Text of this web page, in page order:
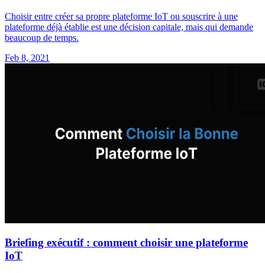
Choisir entre créer sa propre plateforme IoT ou souscrire à une
plateforme déjà établie est une décision capitale, mais qui demande
beaucoup de temps.
Feb 8, 2021
Briefing exécutif : comment choisir une plateforme
IoT